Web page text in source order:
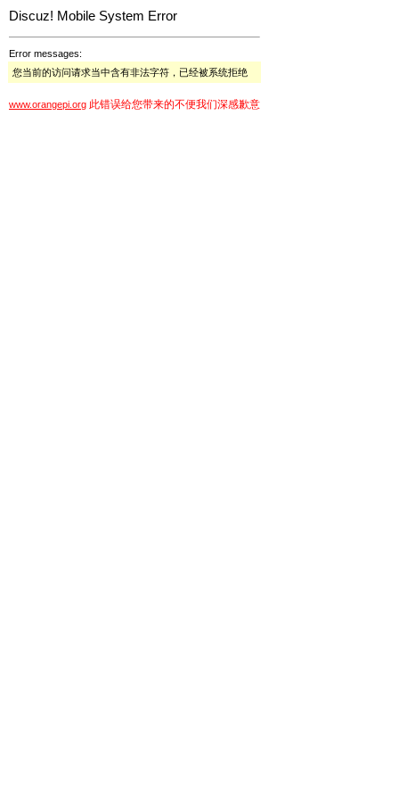
Discuz! Mobile System Error
Error messages:
您当前的访问请求当中含有非法字符，已经被系统拒绝
www.orangepi.org 此错误给您带来的不便我们深感歉意